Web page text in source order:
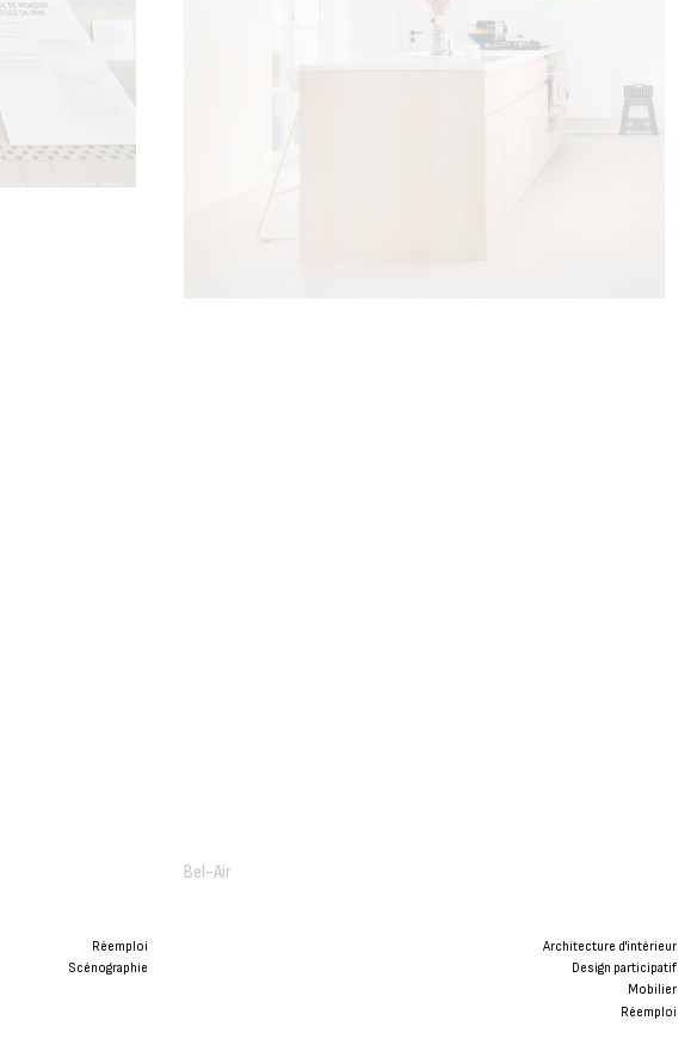
Bel-Air
Réemploi
Scénographie
Architecture d'intérieur
Design participatif
Mobilier
Réemploi